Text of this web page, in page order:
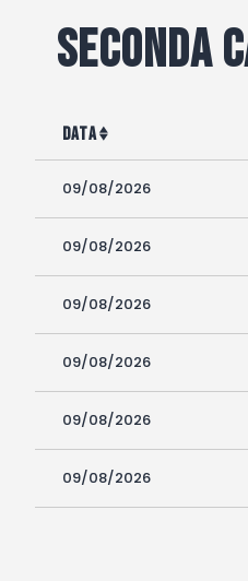
Seconda
Data
09/08/2026
09/08/2026
09/08/2026
09/08/2026
09/08/2026
09/08/2026